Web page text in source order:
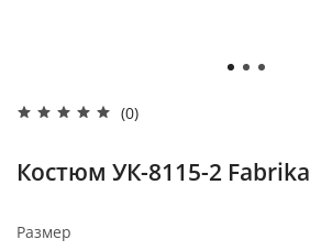
(0)
Костюм УК-8115-2 Fabrika
Размер